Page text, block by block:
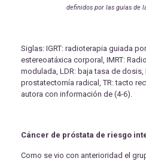
definidos por las guías de
Siglas: IGRT: radioterapia guiada
estereoatáxica corporal, IMRT:
modulada, LDR: baja tasa de dosis,
prostatectomía radical, TR: tacto
autora con información de (4-6).
Cáncer de próstata de riesgo
Como se vio con anterioridad el